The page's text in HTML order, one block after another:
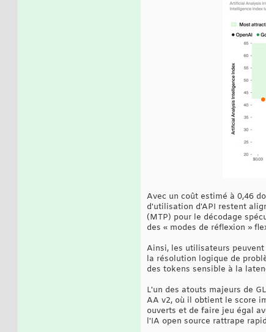
Avec un coût estimé à 0,46
d'utilisation d'API restent
(MTP) pour le décodage
des « modes de réflexion »
Ainsi, les utilisateurs peuvent
la résolution logique de
des tokens sensible à la
L'un des atouts majeurs de
AA v2, où il obtient le score
ouverts et de faire jeu égal
l'IA open source rattrape